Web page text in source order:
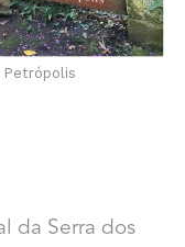
Petrópolis
da Serra dos